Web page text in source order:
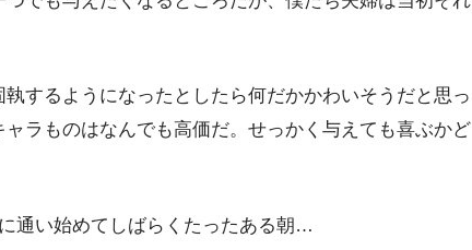
するようになったとしたら何だかかわいそうだと思っ
ラものはなんでも高価だ。せっかく与えても喜ぶかど
通い始めてしばらくたったある朝…